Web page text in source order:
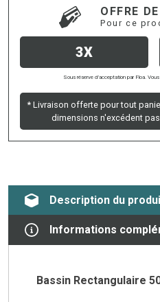
OFFRE
Pour ce
3X
Sous réserve d’acceptation par Floa.
* Livraison offerte pour tout
dimensions n'excédent
Description du
Informations
Bassin Rectangulaire